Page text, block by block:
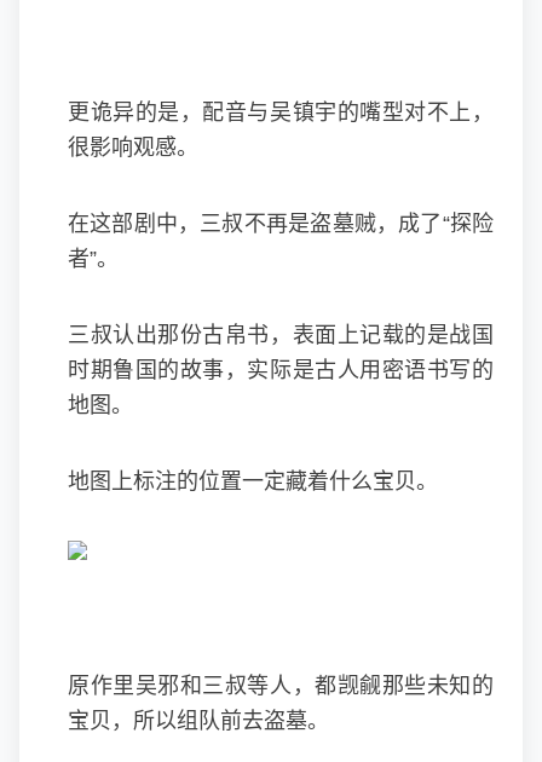
更诡异的是，配音与吴镇宇的嘴型对不上，
很影响观感。
在这部剧中，三叔不再是盗墓贼，成了“探险
者”。
三叔认出那份古帛书，表面上记载的是战国
时期鲁国的故事，实际是古人用密语书写的
地图。
地图上标注的位置一定藏着什么宝贝。
原作里吴邪和三叔等人，都觊觎那些未知的
宝贝，所以组队前去盗墓。